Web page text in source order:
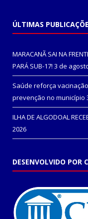
ÚLTIMAS
MARACANÃ SAI NA
PARÁ SUB-17! 3 de
Saúde reforça
prevenção no município
ILHA DE ALGODOAL
2026
DESENVOLVIDO POR